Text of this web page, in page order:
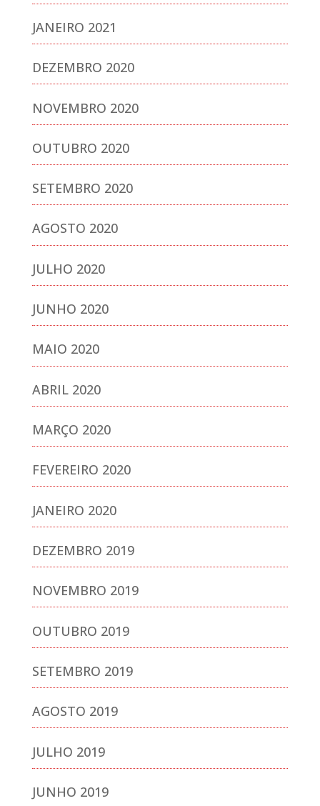
JANEIRO 2021
DEZEMBRO 2020
NOVEMBRO 2020
OUTUBRO 2020
SETEMBRO 2020
AGOSTO 2020
JULHO 2020
JUNHO 2020
MAIO 2020
ABRIL 2020
MARÇO 2020
FEVEREIRO 2020
JANEIRO 2020
DEZEMBRO 2019
NOVEMBRO 2019
OUTUBRO 2019
SETEMBRO 2019
AGOSTO 2019
JULHO 2019
JUNHO 2019